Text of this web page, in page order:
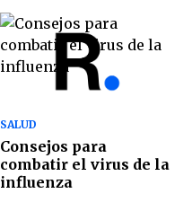
SALUD
Consejos para
combatir el virus de la
influenza